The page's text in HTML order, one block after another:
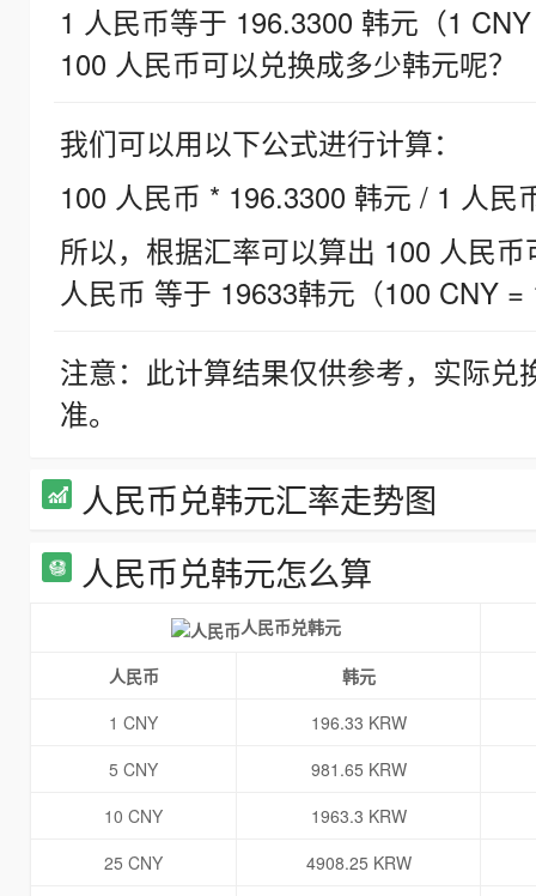
1 人民币等于 196.3300 韩元（1
100 人民币可以兑换成多少韩元呢？
我们可以用以下公式进行计算：
100 人民币 * 196.3300 韩元 / 1 人民
所以，根据汇率可以算出 100 人民
人民币 等于 19633韩元（100 CNY =
注意：此计算结果仅供参考，实际
准。
人民币兑韩元汇率走势图
人民币兑韩元怎么算
人民币兑韩元
人民币
韩元
1 CNY
196.33 KRW
5 CNY
981.65 KRW
10 CNY
1963.3 KRW
25 CNY
4908.25 KRW